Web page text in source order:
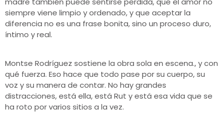
siempre viene limpio y ordenado, y que aceptar la
diferencia no es una frase bonita, sino un proceso duro,
íntimo y real.
Montse Rodríguez sostiene la obra sola en escena., y con
qué fuerza. Eso hace que todo pase por su cuerpo, su
voz y su manera de contar. No hay grandes
distracciones, está ella, está Rut y está esa vida que se
ha roto por varios sitios a la vez.